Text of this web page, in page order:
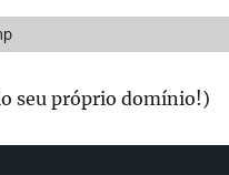
seu próprio domínio!)